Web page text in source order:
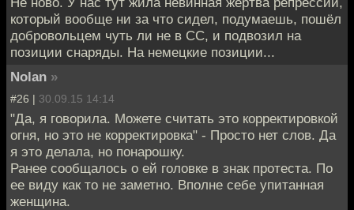
который вообще ни за что сидел, подумаешь, пошёл
добровольцем чуть ли не в СС, и подвозил на
позиции снаряды. На немецкие позиции...
Nolan »
#26 | 30.09.15 14:14
"Да, я говорила. Можете считать это корректировкой
огня, но это не корректировка" - Просто нет слов. Да
я это делала, но понарошку.
Ранее сообщалось о ей головке в знак протеста. По
ее виду как то не заметно. Вполне себе упитанная
женщина.